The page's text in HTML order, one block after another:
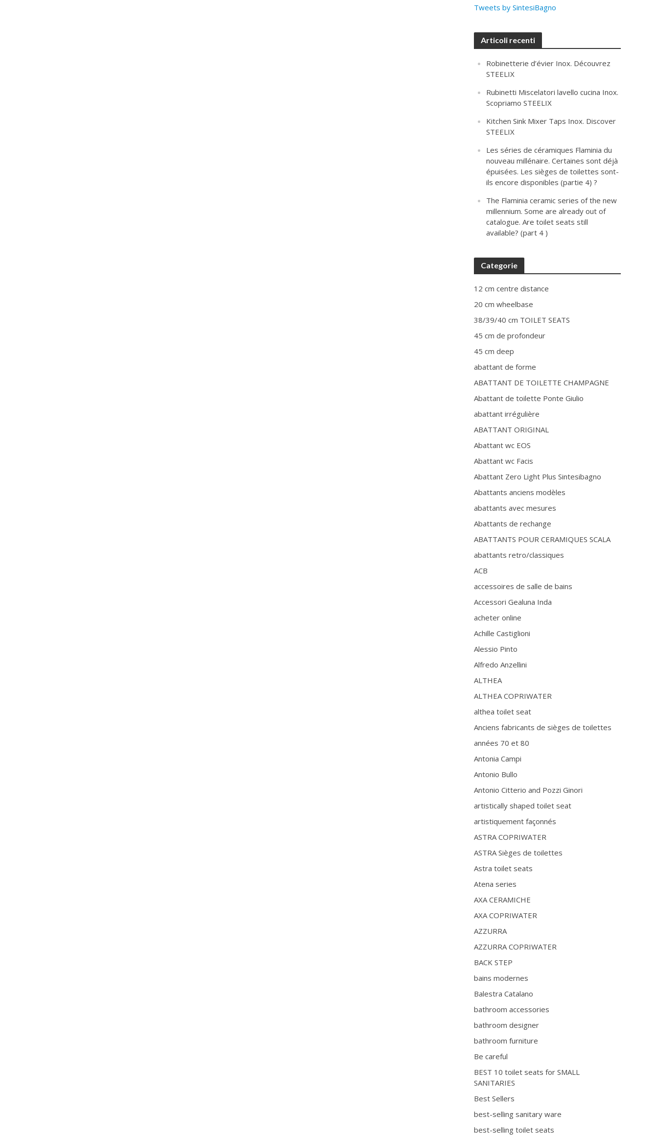
Tweets by SintesiBagno
Articoli recenti
Robinetterie d’évier Inox. Découvrez
STEELIX
Rubinetti Miscelatori lavello cucina Inox.
Scopriamo STEELIX
Kitchen Sink Mixer Taps Inox. Discover
STEELIX
Les séries de céramiques Flaminia du
nouveau millénaire. Certaines sont déjà
épuisées. Les sièges de toilettes sont-
ils encore disponibles (partie 4) ?
The Flaminia ceramic series of the new
millennium. Some are already out of
catalogue. Are toilet seats still
available? (part 4 )
Categorie
12 cm centre distance
20 cm wheelbase
38/39/40 cm TOILET SEATS
45 cm de profondeur
45 cm deep
abattant de forme
ABATTANT DE TOILETTE CHAMPAGNE
Abattant de toilette Ponte Giulio
abattant irrégulière
ABATTANT ORIGINAL
Abattant wc EOS
Abattant wc Facis
Abattant Zero Light Plus Sintesibagno
Abattants anciens modèles
abattants avec mesures
Abattants de rechange
ABATTANTS POUR CERAMIQUES SCALA
abattants retro/classiques
ACB
accessoires de salle de bains
Accessori Gealuna Inda
acheter online
Achille Castiglioni
Alessio Pinto
Alfredo Anzellini
ALTHEA
ALTHEA COPRIWATER
althea toilet seat
Anciens fabricants de sièges de toilettes
années 70 et 80
Antonia Campi
Antonio Bullo
Antonio Citterio and Pozzi Ginori
artistically shaped toilet seat
artistiquement façonnés
ASTRA COPRIWATER
ASTRA Sièges de toilettes
Astra toilet seats
Atena series
AXA CERAMICHE
AXA COPRIWATER
AZZURRA
AZZURRA COPRIWATER
BACK STEP
bains modernes
Balestra Catalano
bathroom accessories
bathroom designer
bathroom furniture
Be careful
BEST 10 toilet seats for SMALL
SANITARIES
Best Sellers
best-selling sanitary ware
best-selling toilet seats